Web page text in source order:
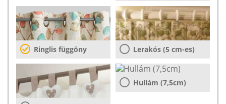
Ringlis függöny Lerakós (5 cm-es)
Hullám (7,5cm)